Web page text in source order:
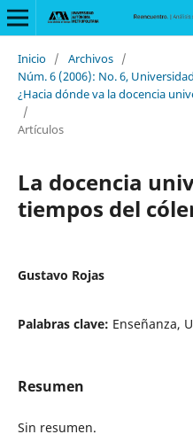
Inicio / Archivos /
Núm. 6 (2006): No. 6,
¿Hacia dónde va la docencia
/
Artículos
La docencia
tiempos del
Gustavo Rojas
Palabras clave: Enseñanza,
Resumen
Sin resumen.